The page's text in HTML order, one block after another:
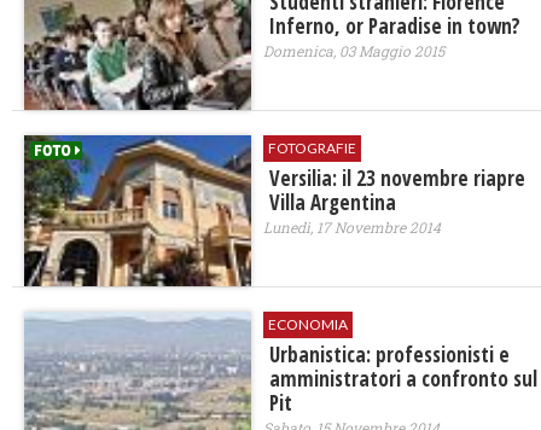
Inferno, or Paradise in town?
Domenica, 03 Maggio 2015
FOTOGRAFIE
Versilia: il 23 novembre riapre
Villa Argentina
Lunedì, 17 Novembre 2014
ECONOMIA
Urbanistica: professionisti e
amministratori a confronto sul
Pit